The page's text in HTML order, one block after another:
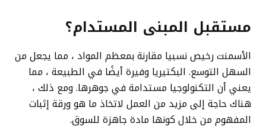
مستقبل المبنى المستدام؟
الأسمنت رخيص نسبيا مقارنة بمعظم المواد ، مما يجعل من
السهل التوسع. البكتيريا وفيرة أيضًا في الطبيعة ، مما
يعني أن التكنولوجيا مستدامة في جوهرها. ومع ذلك ،
هناك حاجة إلى مزيد من العمل لاتخاذ ما هو ورقة إثبات
المفهوم من خلال كونها مادة جاهزة للسوق.